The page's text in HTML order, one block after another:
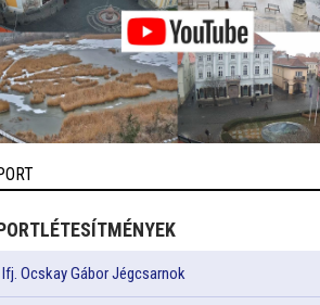
Ifj. Ocskay Gábor Jégcsarnok